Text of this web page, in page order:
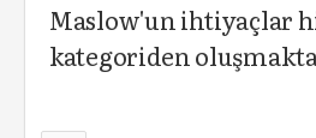
Maslow'un ihtiyaçlar
kategoriden